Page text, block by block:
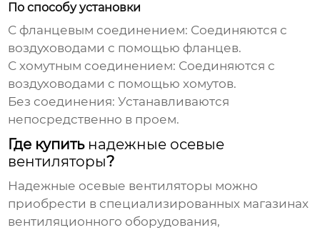
По способу установки
С фланцевым соединением: Соединяются с
воздуховодами с помощью фланцев.
С хомутным соединением: Соединяются с
воздуховодами с помощью хомутов.
Без соединения: Устанавливаются
непосредственно в проем.
Где купить надежные осевые
вентиляторы?
Надежные осевые вентиляторы можно
приобрести в специализированных магазинах
вентиляционного оборудования,